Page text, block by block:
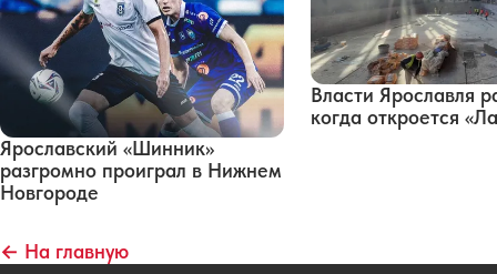
Ярославский «Шинник»
разгромно проиграл в Нижнем
Новгороде
Власти Ярославля
когда откроется
← На главную